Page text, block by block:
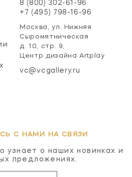
8 (800) 302-61-96
+7 (495) 798-16-96
Москва, ул. Нижняя
Сыромятническая
д. 10, стр. 9,
Центр дизайна Artplay
vc@vcgallery.ru
С НАМИ НА СВЯЗИ
узнает о наших новинках и
предложениях.